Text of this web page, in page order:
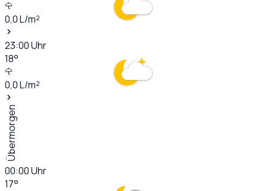
0,0L/m²
23:00Uhr
18°
0,0L/m²
Übermorgen
00:00Uhr
17°